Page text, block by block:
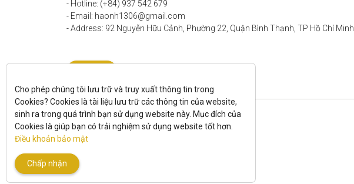
- Hotline: (+84) 937 542 679
- Email: haonh1306@gmail.com
- Address: 92 Nguyễn Hữu Cảnh, Phường 22, Quận Bình Thạnh, TP Hồ Chí Minh.
All rights reserved.
Cho phép chúng tôi lưu trữ và truy xuất thông tin trong
Cookies? Cookies là tài liệu lưu trữ các thông tin của website,
sinh ra trong quá trình bạn sử dụng website này. Mục đích của
Điều khoản bảo mật
Chấp nhận